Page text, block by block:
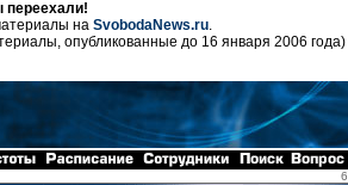
переехали!
на SvobodaNews.ru.
опубликованные до 16 января 2006 года)